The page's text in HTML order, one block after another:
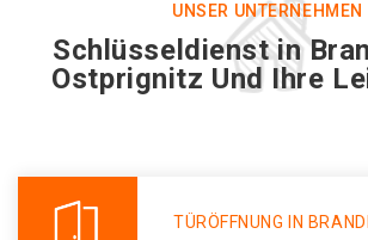
UNSER UNTERNEHMEN
Schlüsseldienst in
Ostprignitz Und Ihre
TÜRÖFFNUNG IN